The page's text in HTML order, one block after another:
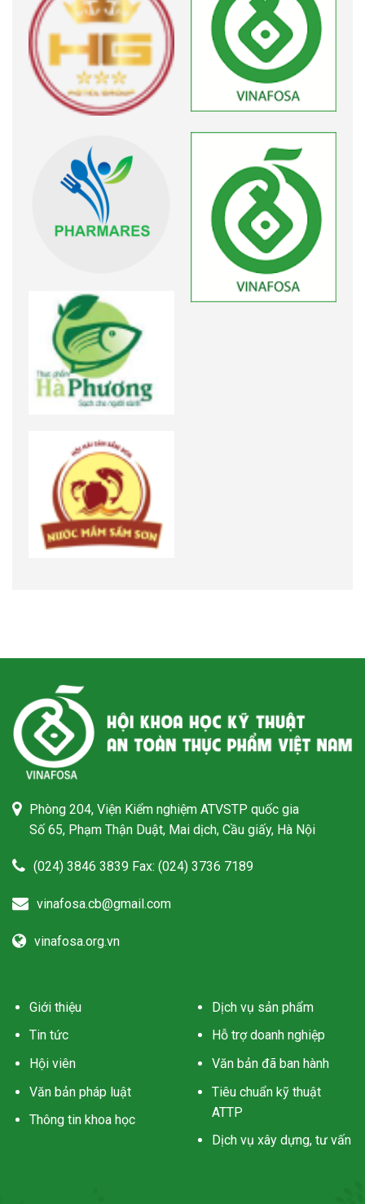
Phòng 204, Viện Kiểm nghiệm ATVSTP quốc gia
Số 65, Phạm Thận Duật, Mai dịch, Cầu giấy, Hà Nội
(024) 3846 3839 Fax: (024) 3736 7189
vinafosa.cb@gmail.com
vinafosa.org.vn
Giới thiệu
Tin tức
Hội viên
Văn bản pháp luật
Thông tin khoa học
Dịch vụ sản phẩm
Hỗ trợ doanh nghiệp
Văn bản đã ban hành
Tiêu chuẩn kỹ thuật
ATTP
Dịch vụ xây dựng, tư vấn